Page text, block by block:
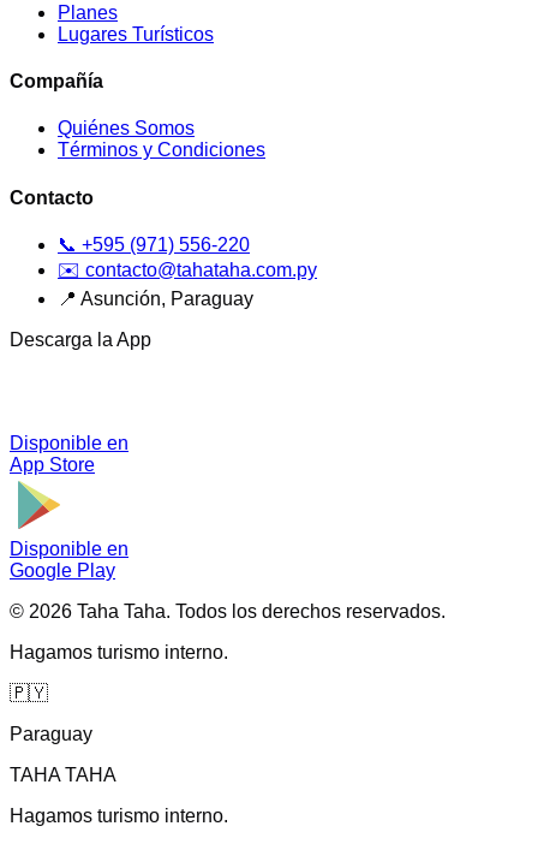
Planes
Lugares Turísticos
Compañía
Quiénes Somos
Términos y Condiciones
Contacto
📞 +595 (971) 556-220
✉️ contacto@tahataha.com.py
📍 Asunción, Paraguay
Descarga la App
Disponible en
App Store
Disponible en
Google Play
© 2026 Taha Taha. Todos los derechos reservados.
Hagamos turismo interno.
🇵🇾
Paraguay
TAHA TAHA
Hagamos turismo interno.